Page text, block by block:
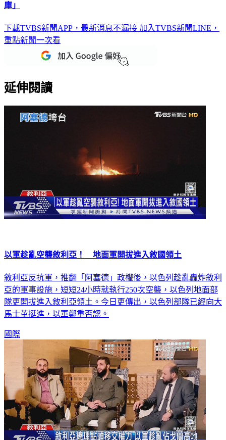
庫」
下載TVBS新聞APP，最新消息不漏接 加入TVBS新聞LINE，
重點新聞一次看
延伸閱讀
以軍趁亂空襲敘利亞！ 地面軍開拔進入敘國領土
敘利亞反抗軍，推翻「阿塞德」政權後，以色列趁亂轟炸敘利
亞的軍事設施，短短24小時就執行250次空襲，以色列地面部
隊更開拔進入敘利亞領土。今日更傳出，以色列部隊已經向大
馬士革挺進，以軍鄭重否認。
國際